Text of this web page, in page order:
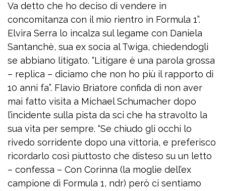
Va detto che ho deciso di vendere in
concomitanza con il mio rientro in Formula 1”.
Elvira Serra lo incalza sul legame con Daniela
Santanchè, sua ex socia al Twiga, chiedendogli
se abbiano litigato. “Litigare è una parola grossa
– replica – diciamo che non ho più il rapporto di
10 anni fa”. Flavio Briatore confida di non aver
mai fatto visita a Michael Schumacher dopo
l’incidente sulla pista da sci che ha stravolto la
sua vita per sempre. “Se chiudo gli occhi lo
rivedo sorridente dopo una vittoria, e preferisco
ricordarlo così piuttosto che disteso su un letto
– confessa – Con Corinna (la moglie dell’ex
campione di Formula 1, ndr) però ci sentiamo